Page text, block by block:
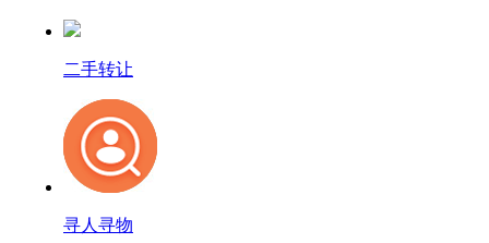
二手转让
寻人寻物